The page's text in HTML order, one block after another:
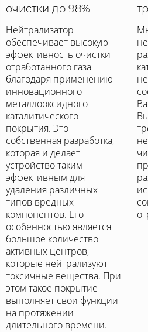
очистки до 98%
Нейтрализатор
обеспечивает высокую
эффективность очистки
отработанного газа
благодаря применению
инновационного
металлооксидного
каталитического
покрытия. Это
собственная разработка,
которая и делает
устройство таким
эффективным для
удаления различных
типов вредных
компонентов. Его
особенностью является
большое количество
активных центров,
которые нейтрализуют
токсичные вещества. При
этом такое покрытие
выполняет свои функции
на протяжении
длительного времени.